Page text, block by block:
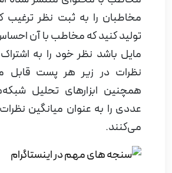
مخاطبان را به ثبت نظر ترغیب
تولید کنید که مخاطب با آن
مایل باشد نظر خود را به
نظرات در زیر هر پست قابل
همچنین ابزارهای تحلیل
عددی را به عنوان میانگین
می‌کنند.